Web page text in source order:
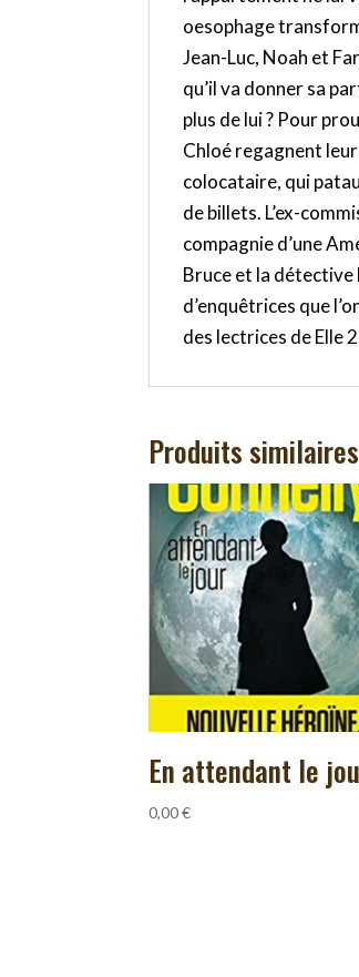
oesophage
Jean-Luc, Noah et
qu’il va donner sa
plus de lui ? Pour
Chloé regagnent
colocataire, qui
de billets. L’ex-
compagnie d’une
Bruce et la détective
d’enquêtrices que
des lectrices de Elle
Produits similaires
En attendant le
0,00€